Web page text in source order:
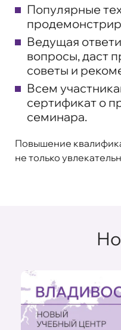
Популярные
Ведущая
вопросы, даст
советы и
Всем
сертификат о
семинара.
Повышение
не только